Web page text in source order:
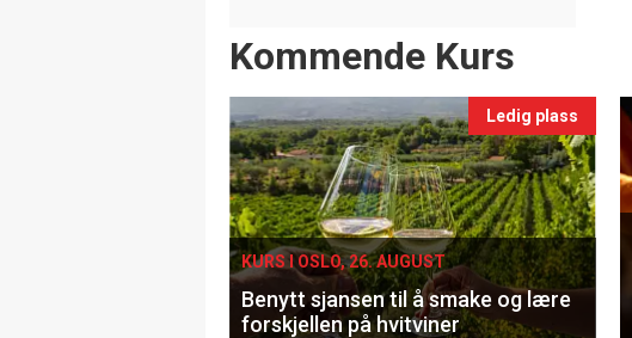
Events
Kommende Kurs
Ledig plass
KURS I OSLO, 26. AUGUST
Benytt sjansen til å smake og lære
forskjellen på hvitviner